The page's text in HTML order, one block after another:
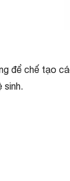
để chế tạo
sinh.